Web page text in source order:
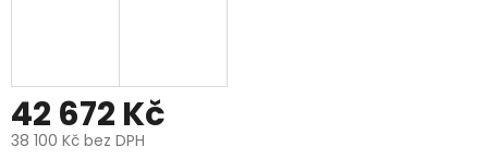
42 672 Kč
38 100 Kč bez DPH